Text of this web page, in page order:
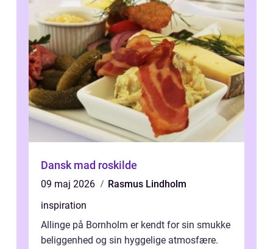
Dansk mad roskilde
09 maj 2026
Rasmus Lindholm
inspiration
Allinge på Bornholm er kendt for sin smukke
beliggenhed og sin hyggelige atmosfære.